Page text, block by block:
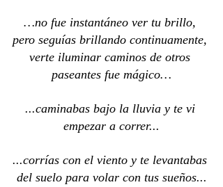
…no fue instantáneo ver tu brillo,
pero seguías brillando continuamente,
verte iluminar caminos de otros
paseantes fue mágico…
...caminabas bajo la lluvia y te vi
empezar a correr...
...corrías con el viento y te levantabas
del suelo para volar con tus sueños...